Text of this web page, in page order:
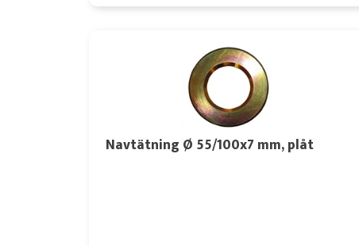
Navtätning Ø 55/100x7 mm, plåt